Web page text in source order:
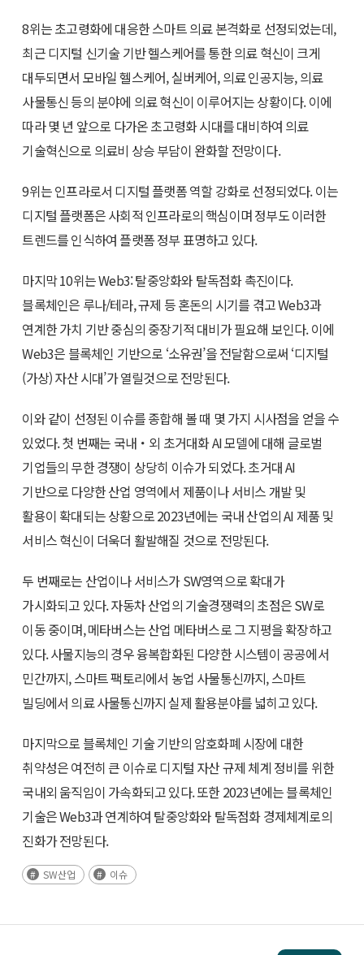
8위는 초고령화에 대응한 스마트 의료 본격화로 선정되었는데,
최근 디지털 신기술 기반 헬스케어를 통한 의료 혁신이 크게
대두되면서 모바일 헬스케어, 실버케어, 의료 인공지능, 의료
사물통신 등의 분야에 의료 혁신이 이루어지는 상황이다. 이에
따라 몇 년 앞으로 다가온 초고령화 시대를 대비하여 의료
기술혁신으로 의료비 상승 부담이 완화할 전망이다.
9위는 인프라로서 디지털 플랫폼 역할 강화로 선정되었다. 이는
디지털 플랫폼은 사회적 인프라로의 핵심이며 정부도 이러한
트렌드를 인식하여 플랫폼 정부 표명하고 있다.
마지막 10위는 Web3: 탈중앙화와 탈독점화 촉진이다.
블록체인은 루나/테라, 규제 등 혼돈의 시기를 겪고 Web3과
연계한 가치 기반 중심의 중장기적 대비가 필요해 보인다. 이에
Web3은 블록체인 기반으로 ‘소유권’을 전달함으로써 ‘디지털
(가상) 자산 시대’가 열릴것으로 전망된다.
이와 같이 선정된 이슈를 종합해 볼 때 몇 가지 시사점을 얻을 수
있었다. 첫 번째는 국내・외 초거대화 AI 모델에 대해 글로벌
기업들의 무한 경쟁이 상당히 이슈가 되었다. 초거대 AI
기반으로 다양한 산업 영역에서 제품이나 서비스 개발 및
활용이 확대되는 상황으로 2023년에는 국내 산업의 AI 제품 및
서비스 혁신이 더욱더 활발해질 것으로 전망된다.
두 번째로는 산업이나 서비스가 SW영역으로 확대가
가시화되고 있다. 자동차 산업의 기술경쟁력의 초점은 SW로
이동 중이며, 메타버스는 산업 메타버스로 그 지평을 확장하고
있다. 사물지능의 경우 융복합화된 다양한 시스템이 공공에서
민간까지, 스마트 팩토리에서 농업 사물통신까지, 스마트
빌딩에서 의료 사물통신까지 실제 활용분야를 넓히고 있다.
마지막으로 블록체인 기술 기반의 암호화폐 시장에 대한
취약성은 여전히 큰 이슈로 디지털 자산 규제 체계 정비를 위한
국내외 움직임이 가속화되고 있다. 또한 2023년에는 블록체인
기술은 Web3과 연계하여 탈중앙화와 탈독점화 경제체계로의
진화가 전망된다.
SW산업 이슈